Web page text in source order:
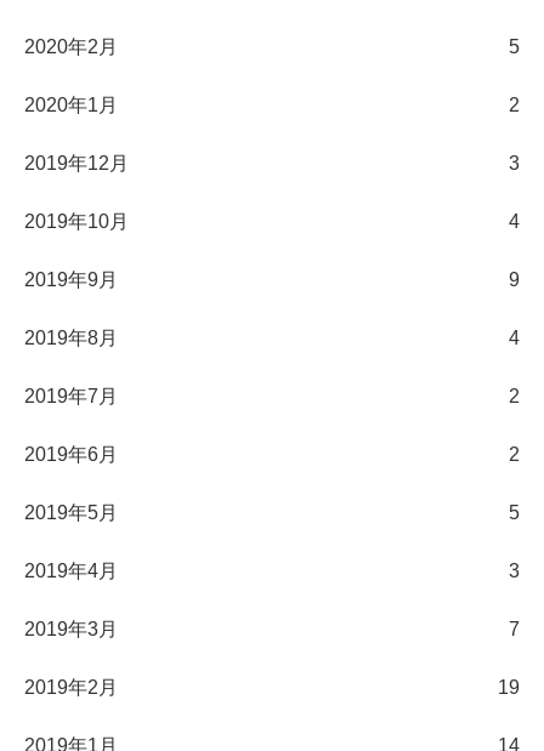
2020年2月 5
2020年1月 2
2019年12月 3
2019年10月 4
2019年9月 9
2019年8月 4
2019年7月 2
2019年6月 2
2019年5月 5
2019年4月 3
2019年3月 7
2019年2月 19
2019年1月 14